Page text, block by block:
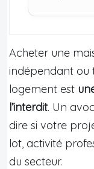
Acheter une
indépendant ou
logement est
l’interdit. Un
dire si votre
lot, activité
du secteur.